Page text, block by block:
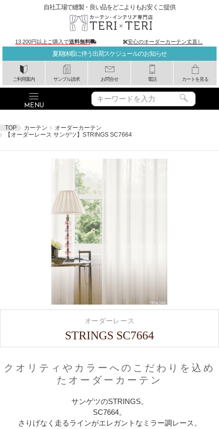
夏期休暇に伴う出荷スケジュールのお知らせ
ご利用案内 サンプル請求 お問合せ 電話 カートを見る
自社工場で縫製・良い品をどこよりもお安くご提供
13,200円以上ご購入で送料無料 安心のオーダーカーテン丈直し
TOP カーテン
オーダーカーテン
【オーダーレース サンゲツ】STRINGS SC7664
クオリティやカラーへのこだわりを込め
たオーダーカーテン
オーダーレース
STRINGS SC7664
サンゲツのSTRINGS。
SC7664。
さりげなく走るラインがエレガントなミラー調レース。